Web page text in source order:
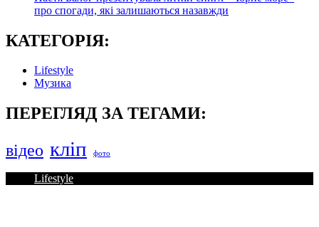
про спогади, які залишаються назавжди
КАТЕГОРІЯ:
Lifestyle
Музика
ПЕРЕГЛЯД ЗА ТЕГАМИ:
відео кліп фото
Lifestyle